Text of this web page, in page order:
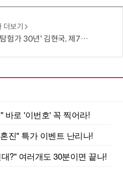
더보기
현국, 제7차 유라시아 대륙횡단 나선다